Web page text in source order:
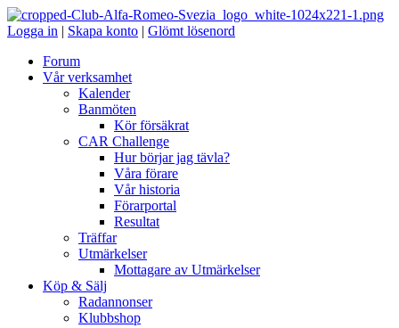
Logga in | Skapa konto | Glömt lösenord
Forum
Vår verksamhet
Kalender
Banmöten
Kör försäkrat
CAR Challenge
Hur börjar jag tävla?
Våra förare
Vår historia
Förarportal
Resultat
Träffar
Utmärkelser
Mottagare av Utmärkelser
Köp & Sälj
Radannonser
Klubbshop